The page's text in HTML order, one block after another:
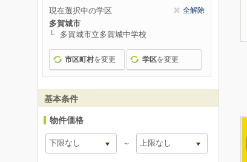
現在選択中の学区 全解除
多賀城市
多賀城市立多賀城中学校
市区町村を変更 学区を変更
基本条件
物件価格
～